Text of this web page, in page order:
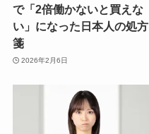
で「2倍働かないと買えな
い」になった日本人の処方
箋
2026年2月6日